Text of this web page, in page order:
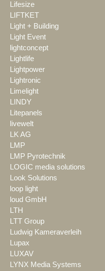
Lifesize
LIFTKET
Light + Building
Light Event
lightconcept
Lightlife
Lightpower
Lightronic
Limelight
LINDY
Litepanels
livewelt
LK AG
LMP
LMP Pyrotechnik
LOGIC media solutions
Look Solutions
loop light
loud GmbH
LTH
LTT Group
Ludwig Kameraverleih
Lupax
LUXAV
LYNX Media Systems